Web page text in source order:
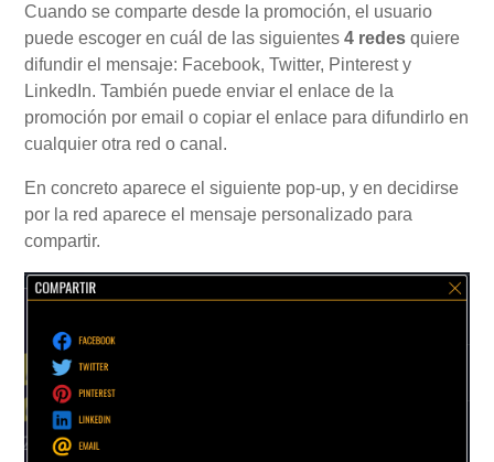
Videotutoriales
Preguntas Frecuentes
Actualizaciones
Cuando se comparte desde la promoción, el usuario
puede escoger en cuál de las siguientes4 redes quiere
difundir el mensaje: Facebook, Twitter, Pinterest y
LinkedIn. También puede enviar el enlace de la
promoción por email o copiar el enlace para difundirlo en
cualquier otra red o canal.
En concreto aparece el siguiente pop-up, y en decidirse
por la red aparece el mensaje personalizado para
compartir.